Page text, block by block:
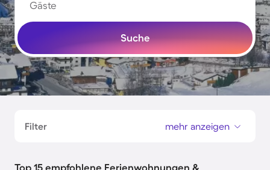
Gäste
Suche
Filter mehr anzeigen
Top 15 empfohlene Ferienwohnungen &